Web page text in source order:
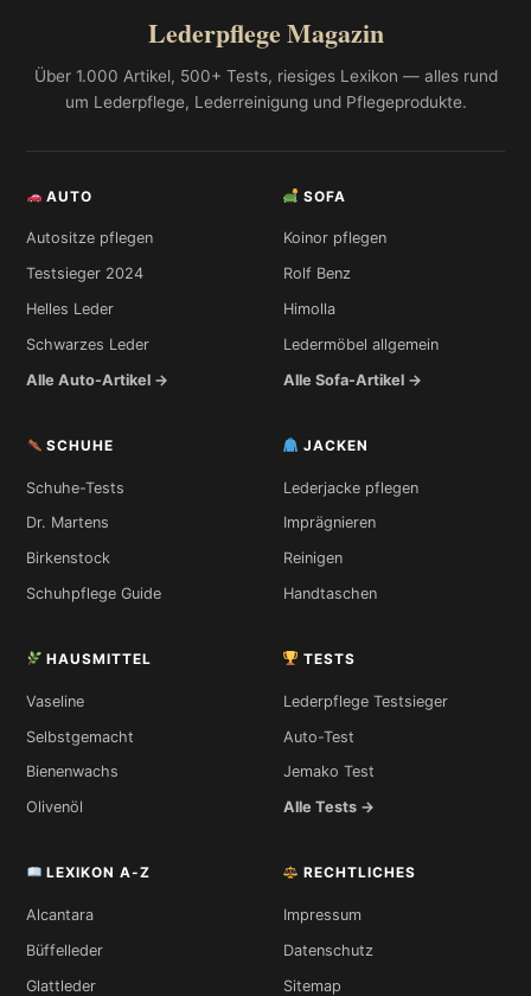
Lederpflege Magazin
Über 1.000 Artikel, 500+ Tests, riesiges Lexikon — alles rund
um Lederpflege, Lederreinigung und Pflegeprodukte.
AUTO
Autositze pflegen
Testsieger 2024
Helles Leder
Schwarzes Leder
Alle Auto-Artikel →
SOFA
Koinor pflegen
Rolf Benz
Himolla
Ledermöbel allgemein
Alle Sofa-Artikel →
SCHUHE
Schuhe-Tests
Dr. Martens
Birkenstock
Schuhpflege Guide
JACKEN
Lederjacke pflegen
Imprägnieren
Reinigen
Handtaschen
HAUSMITTEL
Vaseline
Selbstgemacht
Bienenwachs
Olivenöl
TESTS
Lederpflege Testsieger
Auto-Test
Jemako Test
Alle Tests →
LEXIKON A-Z
Alcantara
Büffelleder
Glattleder
RECHTLICHES
Impressum
Datenschutz
Sitemap